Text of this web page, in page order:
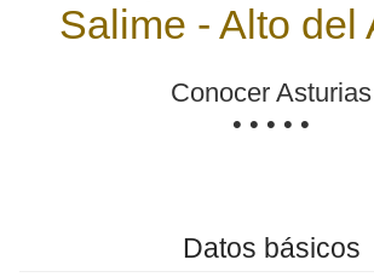
Salime - Alto del
Conocer Asturias
• • • • •
Datos básicos